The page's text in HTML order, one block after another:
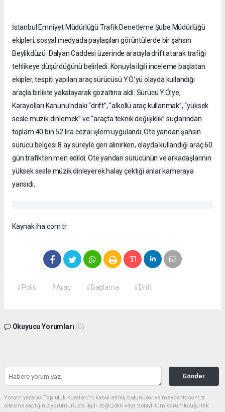
İstanbul Emniyet Müdürlüğü Trafik Denetleme Şube Müdürlüğü
ekipleri, sosyal medyada paylaşılan görüntülerde bir şahsın
Beylikdüzü Dalyan Caddesi üzerinde aracıyla drift atarak trafiği
tehlikeye düşürdüğünü belirledi. Konuyla ilgili inceleme başlatan
ekipler, tespiti yapılan araç sürücüsü Y.Ö.’yü olayda kullandığı
araçla birlikte yakalayarak gözaltına aldı. Sürücü Y.Ö.’ye,
Karayolları Kanunu’ndaki “drift”, “alkollü araç kullanmak”, “yüksek
sesle müzik dinlemek” ve “araçta teknik değişiklik” suçlarından
toplam 40 bin 52 lira cezai işlem uygulandı. Öte yandan şahsın
sürücü belgesi 8 ay süreyle geri alınırken, olayda kullandığı araç 60
gün trafikten men edildi. Öte yandan sürücünün ve arkadaşlarının
yüksek sesle müzik dinleyerek halay çektiği anlar kameraya
yansıdı.
Kaynak iha.com.tr
#Polis #Araç #Bağlama #Drift
Okuyucu Yorumları (0)
Gönder
Yorum yazarak Topluluk Kuralları’nı kabul etmiş bulunuyor ve meydantv.com.tr
sitesine yaptığınız yorumunuzla ilgili doğrudan veya dolaylı tüm sorumluluğu tek